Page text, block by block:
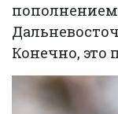
Конечно, это